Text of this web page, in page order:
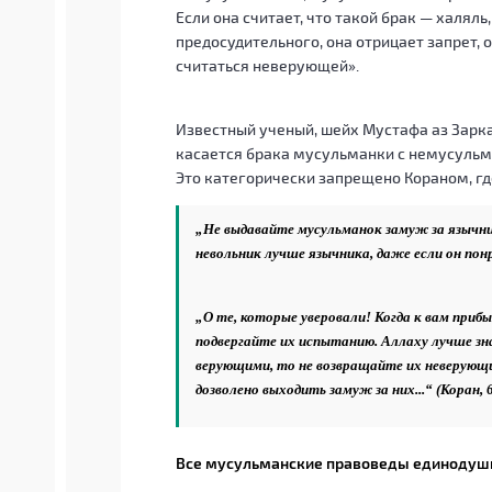
Если она считает, что такой брак —
предосудительного, она отрицает
считаться неверующей».
Известный ученый, шейх Мустафа аз
касается брака мусульманки с
Это категорически запрещено Кораном,
„Не выдавайте мусульманок замуж за
невольник лучше язычника, даже если он
„О те, которые уверовали! Когда к вам
подвергайте их испытанию. Аллаху лучше
верующими, то не возвращайте их
дозволено выходить замуж за них...“ (Коран,
Все мусульманские правоведы